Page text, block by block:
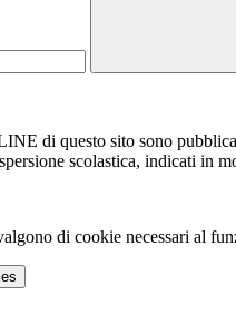
di questo sito sono
scolastica, indicati in
di cookie necessari al